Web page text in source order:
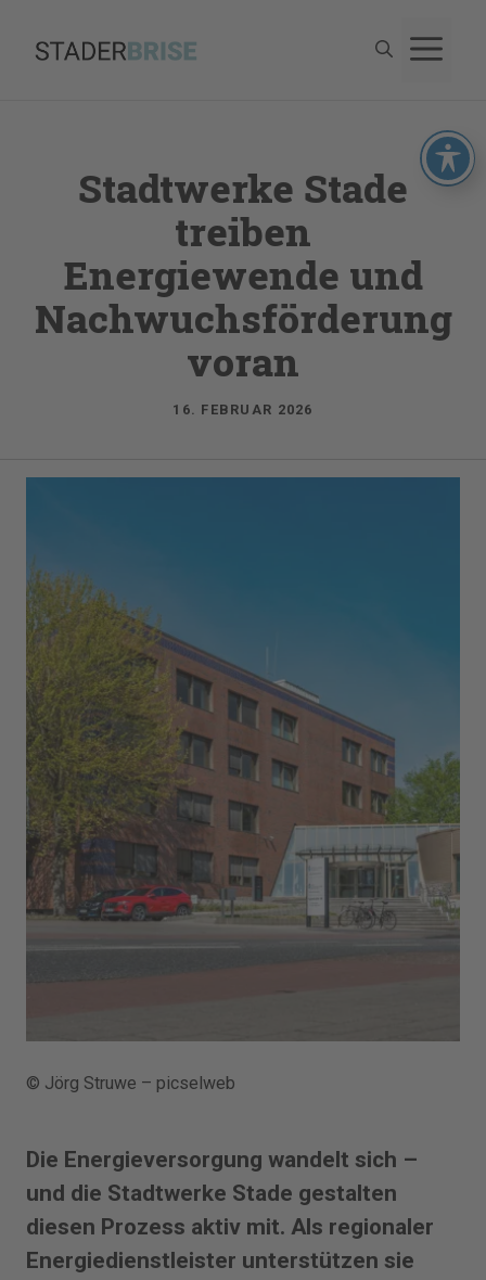
Inhalt
Stadtwerke Stade
treiben
Energiewende und
Nachwuchsförderung
voran
16. FEBRUAR 2026
© Jörg Struwe – picselweb
Die Energieversorgung wandelt sich –
und die Stadtwerke Stade gestalten
diesen Prozess aktiv mit. Als regionaler
Energiedienstleister unterstützen sie